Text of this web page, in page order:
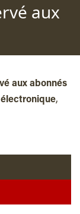
aux
aux abonnés
,